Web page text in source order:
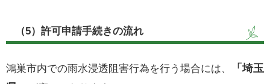
（5）許可申請手続きの流れ
鴻巣市内での雨水浸透阻害行為を行う場合には、
「埼玉